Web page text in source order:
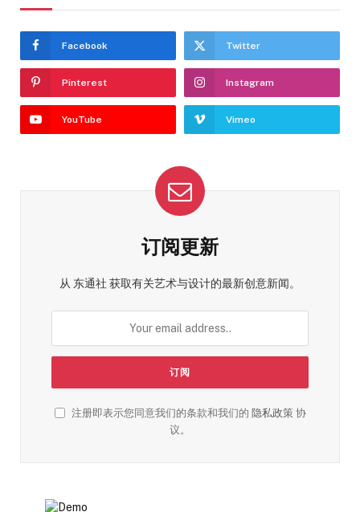
Facebook Twitter
Pinterest Instagram
YouTube Vimeo
订阅更新
从 东通社 获取有关艺术与设计的最新创意新闻。
注册即表示您同意我们的条款和我们的 隐私政策协
议。